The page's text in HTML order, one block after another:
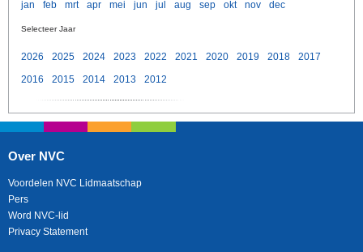
jan feb mrt apr mei jun jul aug sep okt nov dec
Selecteer Jaar
2026 2025 2024 2023 2022 2021 2020 2019 2018
2017
2016
2015 2014 2013 2012
Over NVC
Voordelen NVC Lidmaatschap
Pers
Word NVC-lid
Privacy Statement